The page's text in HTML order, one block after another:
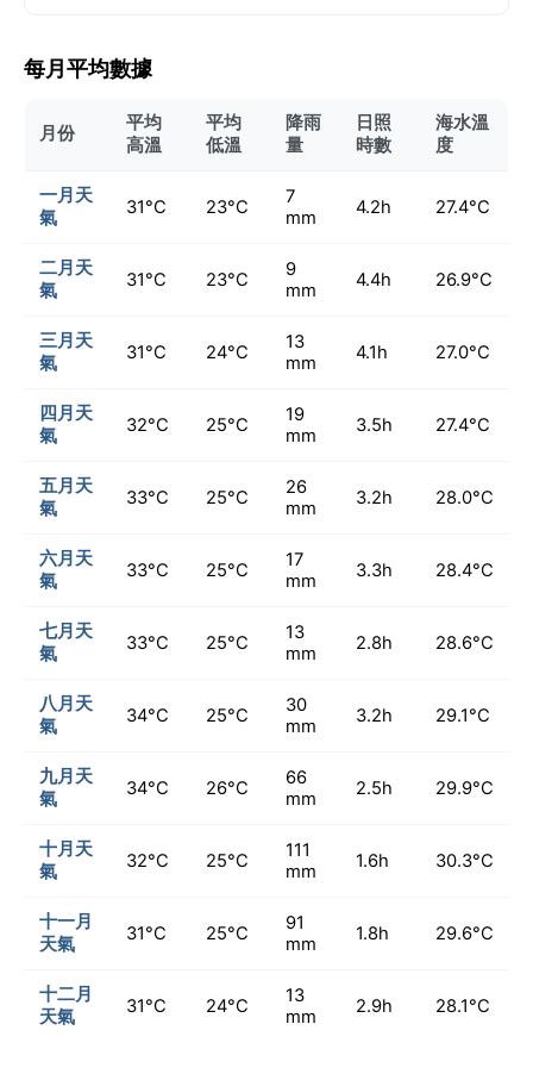
每月平均數據
月份
平均
高溫
平均
低溫
降雨
量
日照
時數
海水溫
度
一月天
氣
31°C 23°C
7
mm
4.2h 27.4°C
二月天
氣
31°C 23°C
9
mm
4.4h 26.9°C
三月天
氣
31°C 24°C
13
mm
4.1h 27.0°C
四月天
氣
32°C 25°C
19
mm
3.5h 27.4°C
五月天
氣
33°C 25°C
26
mm
3.2h 28.0°C
六月天
氣
33°C 25°C
17
mm
3.3h 28.4°C
七月天
氣
33°C 25°C
13
mm
2.8h 28.6°C
八月天
氣
34°C 25°C
30
mm
3.2h 29.1°C
九月天
氣
34°C 26°C
66
mm
2.5h 29.9°C
十月天
氣
32°C 25°C
111
mm
1.6h 30.3°C
十一月
天氣
31°C 25°C
91
mm
1.8h 29.6°C
十二月
天氣
31°C 24°C
13
mm
2.9h 28.1°C